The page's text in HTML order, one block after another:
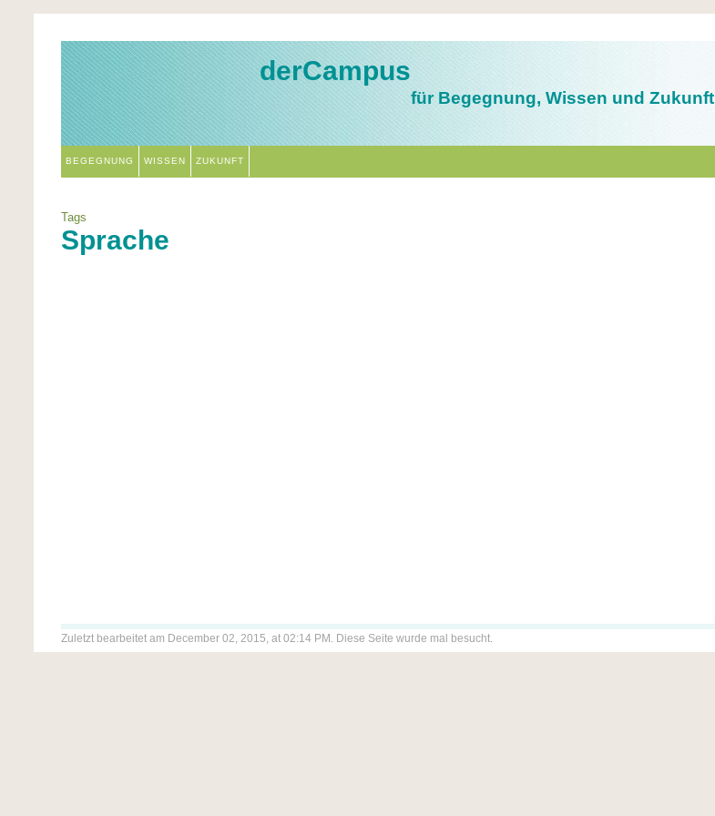
derCampus
für Begegnung, Wissen und Zukunft
BEGEGNUNG WISSEN ZUKUNFT
Tags
Sprache
Zuletzt bearbeitet am December 02, 2015, at 02:14 PM. Diese Seite wurde mal besucht.